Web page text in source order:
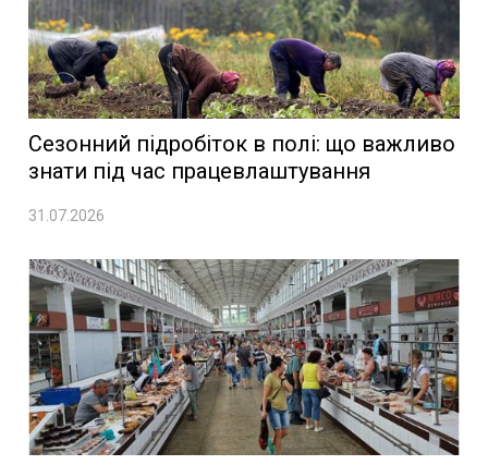
Сезонний підробіток в полі: що важливо
знати під час працевлаштування
31.07.2026